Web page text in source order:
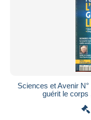
Sciences et Avenir
guérit le corps